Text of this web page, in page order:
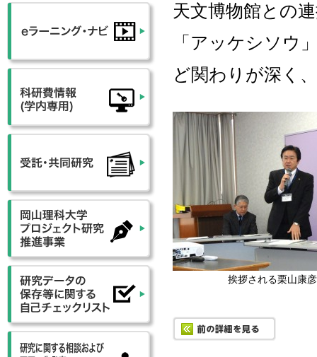
天文博物館との
「アッケシソウ
ど関わりが深く
挨拶される栗山康